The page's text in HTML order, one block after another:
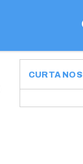
CURTA